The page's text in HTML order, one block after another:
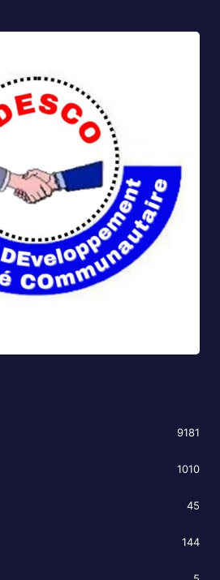
9181
1010
45
144